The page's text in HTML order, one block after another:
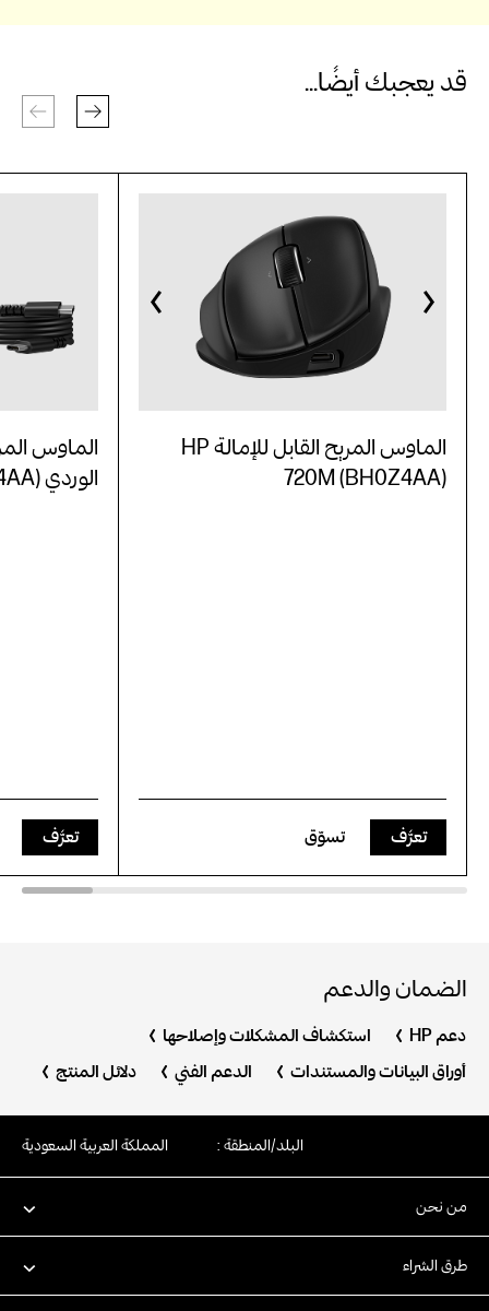
قد يعجبك أيضًا...
الماوس
الوردي HP 720M (BH7N4AA)
تعرَّف
الماوس المريح القابل للإمالة HP
720M (BH0Z4AA)
تعرَّف تسوّق
الضمان والدعم
دعم HP استكشاف المشكلات وإصلاحها
أوراق البيانات والمستندات الدعم الفني دلائل المنتج
البلد/المنطقة : المملكة العربية السعودية
من نحن
طرق الشراء